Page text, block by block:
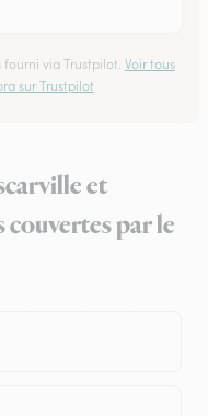
via Trustpilot. Voir tous
sur Trustpilot
et
couvertes par le